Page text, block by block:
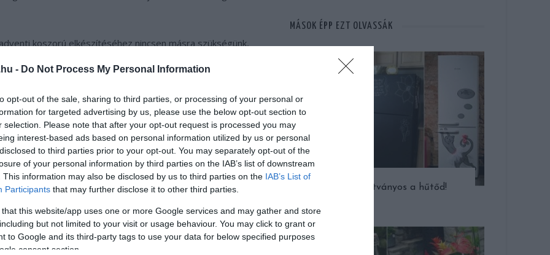
- Do Not Process My Personal Information
opt-out of the sale, sharing to third parties, or processing of your personal or
for targeted advertising by us, please use the below opt-out section to
selection. Please note that after your opt-out request is processed you may
interest-based ads based on personal information utilized by us or personal
to third parties prior to your opt-out. You may separately opt-out of the
of your personal information by third parties on the IAB’s list of downstream
This information may also be disclosed by us to third parties on the IAB’s List of
Participants that may further disclose it to other third parties.
that this website/app uses one or more Google services and may gather and store
but not limited to your visit or usage behaviour. You may click to grant or
to Google and its third-party tags to use your data for below specified purposes
consent section.
koszorú elkészítéséhez nincsen másra szükségünk,
és gyertyára. Megalkotásához borítsunk be
azt örökzöld lombokkal, eukaliptusszal, apró
erősítsünk négy oszlopgyertyát a koszorúra, és
vizet a fiolákba, és töltsük fel őket vágott
a gyertyák köré, és tegyük a koszorút egy
MÁSOK ÉPP EZT OLVASSÁK
Így lesz látványos a hűtőd!